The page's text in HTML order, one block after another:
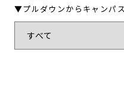
▼プルダウンからキャンパ